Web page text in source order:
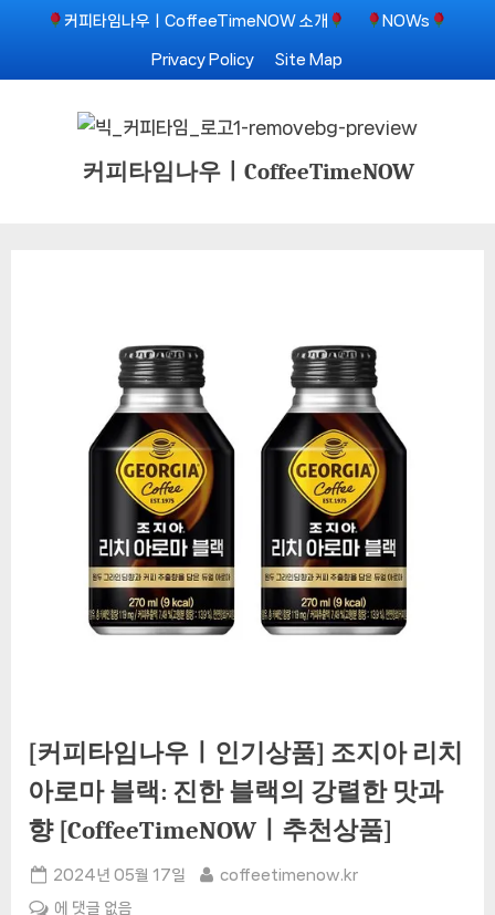
content
커피타임나우ㅣCoffeeTimeNOW 소개 NOWs
Privacy Policy Site Map
커피타임나우ㅣCoffeeTimeNOW
[커피타임나우ㅣ인기상품] 조지아 리치
아로마 블랙: 진한 블랙의 강렬한 맛과
향 [CoffeeTimeNOWㅣ추천상품]
Posted
on
2024년 05월 17일 By
coffeetimenow.kr
[커
에 댓글 없음